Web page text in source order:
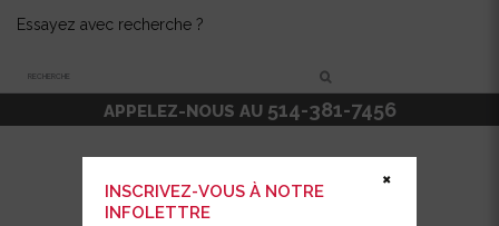
Essayez avec recherche ?
INSCRIVEZ-VOUS À NOTRE
INFOLETTRE
✖
APPELEZ-NOUS AU 514-381-7456